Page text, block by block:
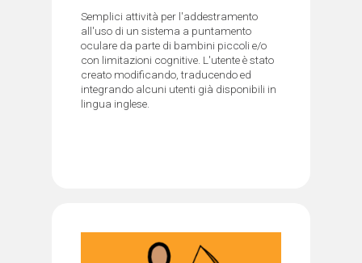
Semplici attività per l'addestramento
all'uso di un sistema a puntamento
oculare da parte di bambini piccoli e/o
con limitazioni cognitive. L'utente è stato
creato modificando, traducendo ed
integrando alcuni utenti già disponibili in
lingua inglese.